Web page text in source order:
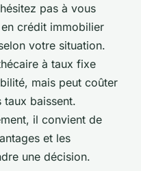
pas à vous
crédit immobilier
votre situation.
à taux fixe
mais peut coûter
taux baissent.
il convient de
et les
une décision.